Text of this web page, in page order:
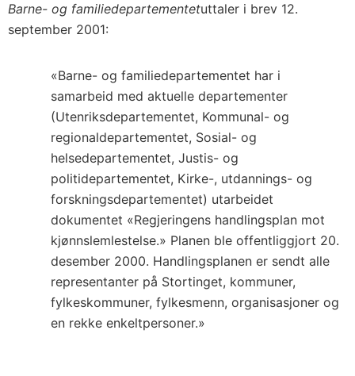
Barne- og familiedepartementetuttaler i brev 12.
september 2001:
«Barne- og familiedepartementet har i
samarbeid med aktuelle departementer
(Utenriksdepartementet, Kommunal- og
regionaldepartementet, Sosial- og
helsedepartementet, Justis- og
politidepartementet, Kirke-, utdannings- og
forskningsdepartementet) utarbeidet
dokumentet «Regjeringens handlingsplan mot
kjønnslemlestelse.» Planen ble offentliggjort 20.
desember 2000. Handlingsplanen er sendt alle
representanter på Stortinget, kommuner,
fylkeskommuner, fylkesmenn, organisasjoner og
en rekke enkeltpersoner.»